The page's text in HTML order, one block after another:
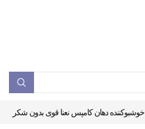
خوشبوکننده دهان کامپس نعنا قوی بدون شکر